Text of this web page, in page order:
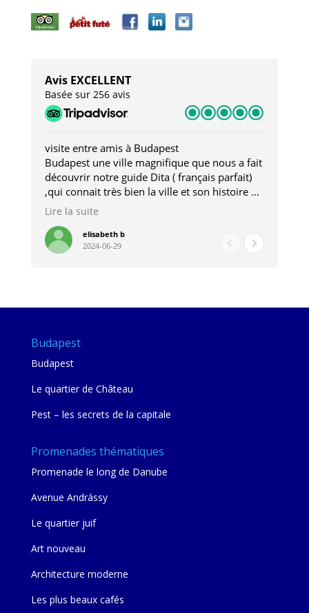
Avis EXCELLENT
Basée sur 256 avis
visite entre amis à Budapest
Budapest une ville magnifique que nous a fait
découvrir notre guide Dita ( français parfait)
,qui connait très bien la ville et son histoire et
qui nous a permis d'accéder à des lieux
pour les restaurants . A la fin de notre séjour
nous étions plus avec une amie qu' une guide
Lire la suite
elisabeth b
2024-06-29
Budapest
Budapest
Le quartier de Château
Pest – les secrets de la capitale
Promenades thématiques
Promenade le long de Danube
Avenue Andrássy
Le quartier juif
Art nouveau
Architecture moderne
Les plus beaux cafés